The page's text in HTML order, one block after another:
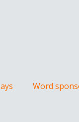
Word